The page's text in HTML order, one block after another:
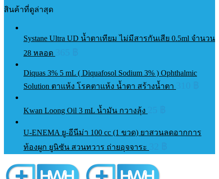
สินค้าที่ดูล่าสุด
Systane Ultra UD น้ำตาเทียม ไม่มีสารกันเสีย 0.5ml จำนวน
28 หลอด
Diquas 3% 5 mL ( Diquafosol Sodium 3% ) Ophthalmic
Solution ตาแห้ง โรคตาแห้ง น้ำตา สร้างน้ำตา
Kwan Loong Oil 3 mL น้ำมัน กวางลุ้ง
U-ENEMA ยู-อีนีม่า 100 cc (1 ขวด) ยาสวนลดอากการ
ท้องผูก ยูนิซัน สวนทวาร ถ่ายอุจจาระ